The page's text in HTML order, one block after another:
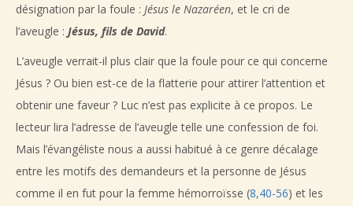
désignation par la foule : Jésus le Nazaréen, et le cri de
l’aveugle : Jésus, fils de David.
L’aveugle verrait-il plus clair que la foule pour ce qui concerne
Jésus ? Ou bien est-ce de la flatterie pour attirer l’attention et
obtenir une faveur ? Luc n’est pas explicite à ce propos. Le
lecteur lira l’adresse de l’aveugle telle une confession de foi.
Mais l’évangéliste nous a aussi habitué à ce genre décalage
entre les motifs des demandeurs et la personne de Jésus
comme il en fut pour la femme hémorroïsse (8,40-56) et les